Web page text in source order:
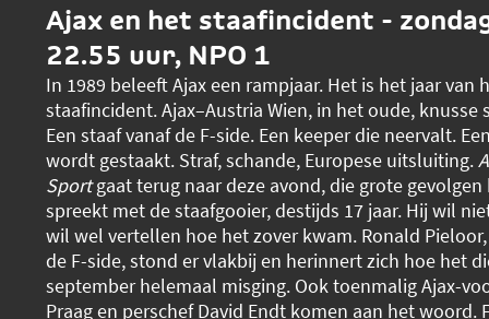
Ajax en het staafincident -
22.55 uur, NPO 1
In 1989 beleeft Ajax een rampjaar. Het is het jaar van
staafincident. Ajax–Austria Wien, in het oude, knusse
Een staaf vanaf de F-side. Een keeper die neervalt.
wordt gestaakt. Straf, schande, Europese uitsluiting.
Sportgaat terug naar deze avond, die grote gevolgen
spreekt met de staafgooier, destijds 17 jaar. Hij wil
wil wel vertellen hoe het zover kwam. Ronald
de F-side, stond er vlakbij en herinnert zich hoe het
september helemaal misging. Ook toenmalig Ajax-
Praag en perschef David Endt komen aan het woord.